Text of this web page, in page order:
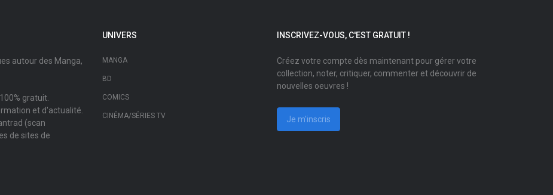
autour des Manga,
gratuit.
et d'actualité.
(scan
de sites de
UNIVERS
MANGA
BD
COMICS
CINÉMA/SÉRIES TV
INSCRIVEZ-VOUS, C'EST GRATUIT !
Créez votre compte dès maintenant pour gérer votre
collection, noter, critiquer, commenter et découvrir de
nouvelles oeuvres !
Je m'inscris